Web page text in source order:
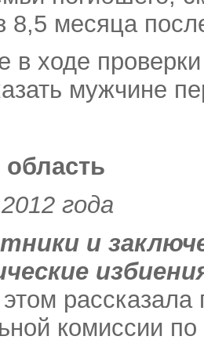
8,5 месяца
ходе
мужчине
область
года
и
рассказала
комиссии